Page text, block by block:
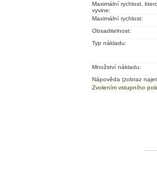
Maximální rychlost,
vyvine:
Maximální rychlost:
Obsaditelnost:
Typ nákladu:
Množství nákladu:
Nápověda (zobraz
Zvolením vstupního